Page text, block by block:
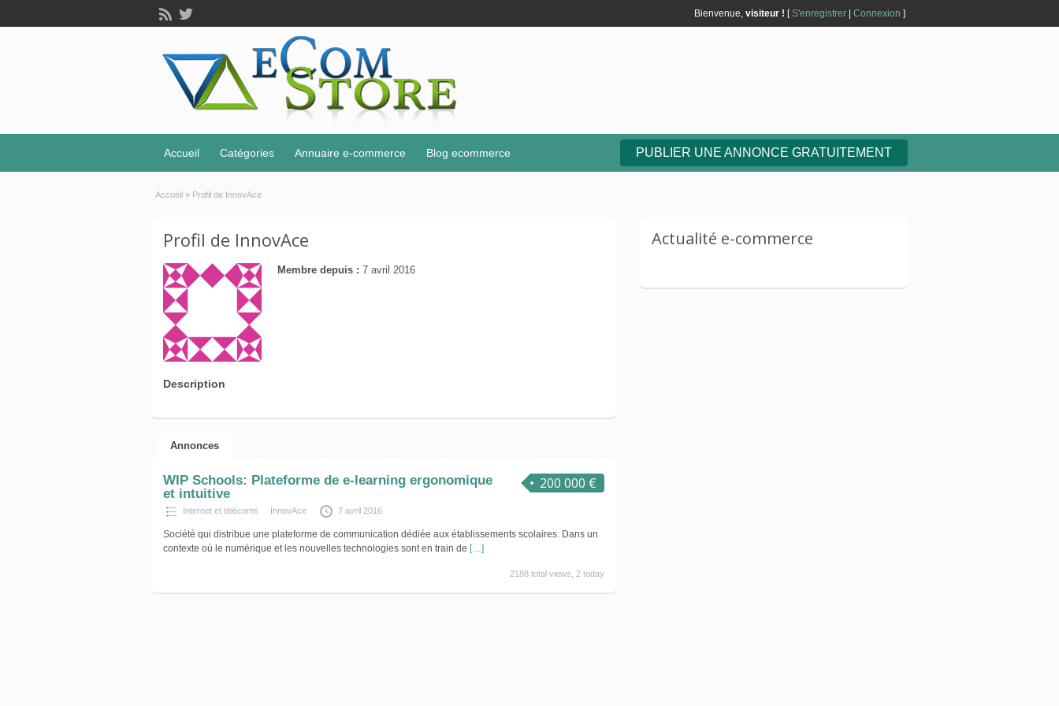
Bienvenue, visiteur ! [S'enregistrer Connexion ]
Accueil Catégories Annuaire e-commerce Blog ecommerce PUBLIER UNE ANNONCE GRATUITEMENT
Accueil » Profil de InnovAce
Profil de InnovAce
Membre depuis : 7 avril 2016
Description
Annonces
200 000 €
WIP Schools: Plateforme de e-learning ergonomique
et intuitive
Internet et télécoms InnovAce 7 avril 2016
Société qui distribue une plateforme de communication dédiée aux établissements scolaires. Dans un
contexte où le numérique et les nouvelles technologies sont en train de […]
2188 total views, 2 today
Actualité e-commerce